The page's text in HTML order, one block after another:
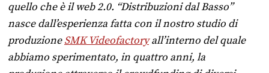
quello che è il web 2.0. “Distribuzioni dal Basso”
nasce dall’esperienza fatta con il nostro studio di
produzioneSMK Videofactoryall’interno del quale
abbiamo sperimentato, in quattro anni, la